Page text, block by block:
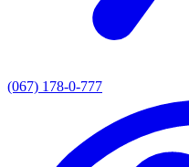
(067) 178-0-777